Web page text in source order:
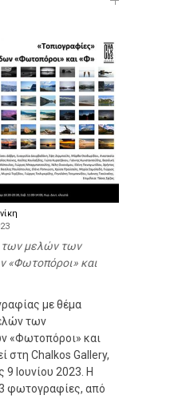
μελών των
και
με θέμα
των
«Φωτοπόροι» και
στη Chalkos Gallery,
Ιουνίου 2023. Η
φωτογραφίες, από